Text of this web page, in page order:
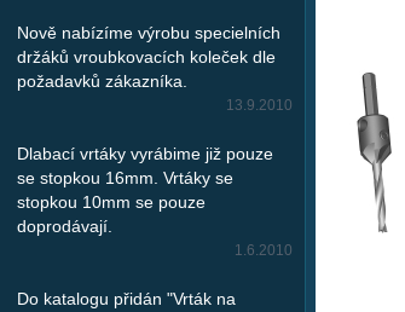
Nově nabízíme výrobu specielních
držáků vroubkovacích koleček dle
požadavků zákazníka.
13.9.2010
Dlabací vrtáky vyrábime již pouze
se stopkou 16mm. Vrtáky se
stopkou 10mm se pouze
doprodávají.
1.6.2010
Do katalogu přidán "Vrták na